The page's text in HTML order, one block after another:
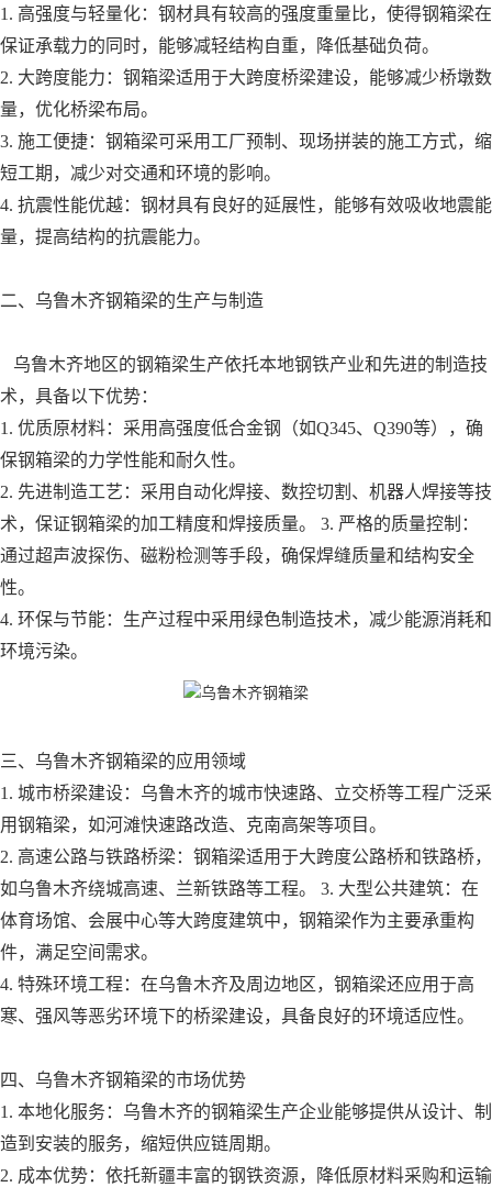
1. 高强度与轻量化：钢材具有较高的强度重量比，使得钢箱梁在
保证承载力的同时，能够减轻结构自重，降低基础负荷。
2. 大跨度能力：钢箱梁适用于大跨度桥梁建设，能够减少桥墩数
量，优化桥梁布局。
3. 施工便捷：钢箱梁可采用工厂预制、现场拼装的施工方式，缩
短工期，减少对交通和环境的影响。
4. 抗震性能优越：钢材具有良好的延展性，能够有效吸收地震能
量，提高结构的抗震能力。
二、乌鲁木齐钢箱梁的生产与制造
乌鲁木齐地区的钢箱梁生产依托本地钢铁产业和先进的制造技
术，具备以下优势：
1. 优质原材料：采用高强度低合金钢（如Q345、Q390等），确
保钢箱梁的力学性能和耐久性。
2. 先进制造工艺：采用自动化焊接、数控切割、机器人焊接等技
术，保证钢箱梁的加工精度和焊接质量。 3. 严格的质量控制：
通过超声波探伤、磁粉检测等手段，确保焊缝质量和结构安全
性。
4. 环保与节能：生产过程中采用绿色制造技术，减少能源消耗和
环境污染。
三、乌鲁木齐钢箱梁的应用领域
1. 城市桥梁建设：乌鲁木齐的城市快速路、立交桥等工程广泛采
用钢箱梁，如河滩快速路改造、克南高架等项目。
2. 高速公路与铁路桥梁：钢箱梁适用于大跨度公路桥和铁路桥，
如乌鲁木齐绕城高速、兰新铁路等工程。 3. 大型公共建筑：在
体育场馆、会展中心等大跨度建筑中，钢箱梁作为主要承重构
件，满足空间需求。
4. 特殊环境工程：在乌鲁木齐及周边地区，钢箱梁还应用于高
寒、强风等恶劣环境下的桥梁建设，具备良好的环境适应性。
四、乌鲁木齐钢箱梁的市场优势
1. 本地化服务：乌鲁木齐的钢箱梁生产企业能够提供从设计、制
造到安装的服务，缩短供应链周期。
2. 成本优势：依托新疆丰富的钢铁资源，降低原材料采购和运输